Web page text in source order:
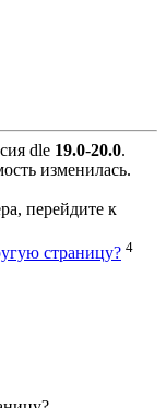
dle 19.0-20.0.
изменилась.
перейдите к
страницу? 4